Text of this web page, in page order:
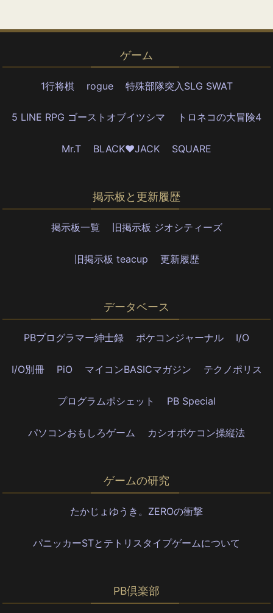
ゲーム
1行将棋 rogue 特殊部隊突入SLG SWAT
5 LINE RPG ゴーストオブイツシマ トロネコの大冒険4
Mr.T BLACK♥JACK SQUARE
掲示板と更新履歴
掲示板一覧 旧掲示板 ジオシティーズ
旧掲示板 teacup 更新履歴
データベース
PBプログラマー紳士録 ポケコンジャーナル I/O
I/O別冊 PiO マイコンBASICマガジン テクノポリス
プログラムポシェット PB Special
パソコンおもしろゲーム カシオポケコン操縦法
ゲームの研究
たかじょゆうき。ZEROの衝撃
パニッカーSTとテトリスタイプゲームについて
PB倶楽部